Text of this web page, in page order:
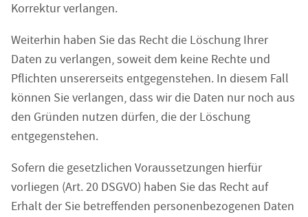
Korrektur verlangen.
Weiterhin haben Sie das Recht die Löschung Ihrer
Daten zu verlangen, soweit dem keine Rechte und
Pflichten unsererseits entgegenstehen. In diesem Fall
können Sie verlangen, dass wir die Daten nur noch aus
den Gründen nutzen dürfen, die der Löschung
entgegenstehen.
Sofern die gesetzlichen Voraussetzungen hierfür
vorliegen (Art. 20 DSGVO) haben Sie das Recht auf
Erhalt der Sie betreffenden personenbezogenen Daten